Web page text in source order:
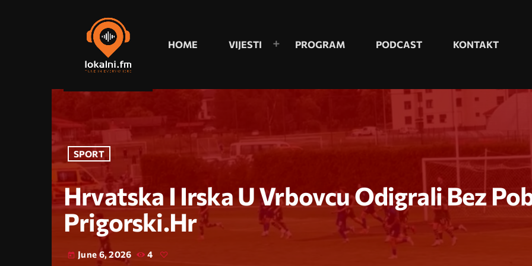
HOME VIJESTI PROGRAM PODCAST KONTAKT
SPORT
Hrvatska I Irska U Vrbovcu Odigrali Bez
Prigorski.hr
today June 6, 2026 4